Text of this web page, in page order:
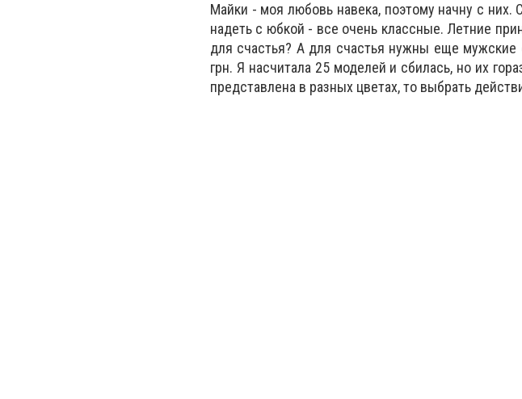
Майки - моя любовь навека, поэтому начну с
надеть с юбкой - все очень классные. Летние
для счастья? А для счастья нужны еще
грн. Я насчитала 25 моделей и сбилась, но их
представлена в разных цветах, то выбрать